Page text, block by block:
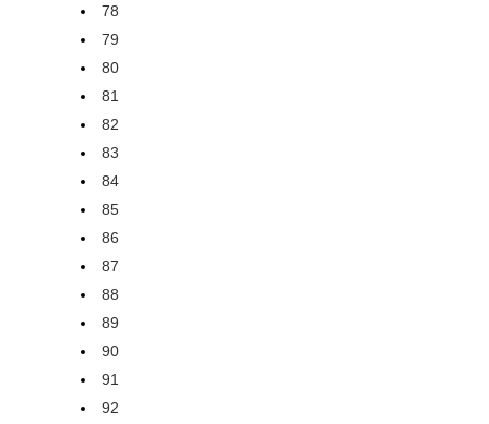
78
79
80
81
82
83
84
85
86
87
88
89
90
91
92